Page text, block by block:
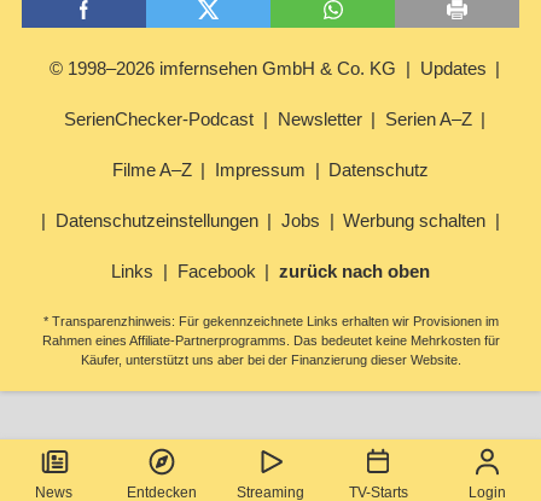
News Entdecken Streaming TV-Starts Login
© 1998–2026 imfernsehen GmbH & Co. KG Updates
SerienChecker-Podcast Newsletter Serien A–Z
Filme A–Z Impressum Datenschutz
Datenschutzeinstellungen Jobs Werbung schalten
Links Facebook zurück nach oben
* Transparenzhinweis: Für gekennzeichnete Links erhalten wir Provisionen im
Rahmen eines Affiliate-Partnerprogramms. Das bedeutet keine Mehrkosten für
Käufer, unterstützt uns aber bei der Finanzierung dieser Website.